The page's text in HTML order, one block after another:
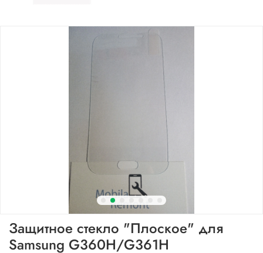
Защитное стекло "Плоское" для
Samsung G360H/G361H